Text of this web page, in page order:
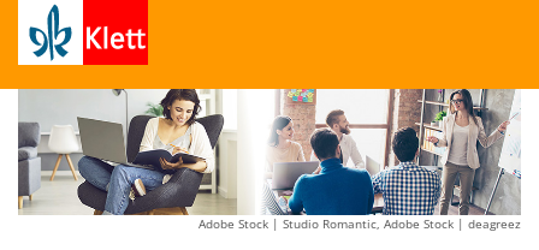
Adobe Stock | Studio Romantic, Adobe Stock | deagreez